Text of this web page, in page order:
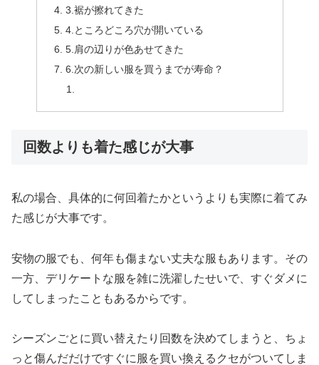
3.裾が擦れてきた
4.ところどころ穴が開いている
5.肩の辺りが色あせてきた
6.次の新しい服を買うまでが寿命？
回数よりも着た感じが大事
私の場合、具体的に何回着たかというよりも実際に着てみ
た感じが大事です。
安物の服でも、何年も傷まない丈夫な服もあります。その
一方、デリケートな服を雑に洗濯したせいで、すぐダメに
してしまったこともあるからです。
シーズンごとに買い替えたり回数を決めてしまうと、ちょ
っと傷んだだけですぐに服を買い換えるクセがついてしま